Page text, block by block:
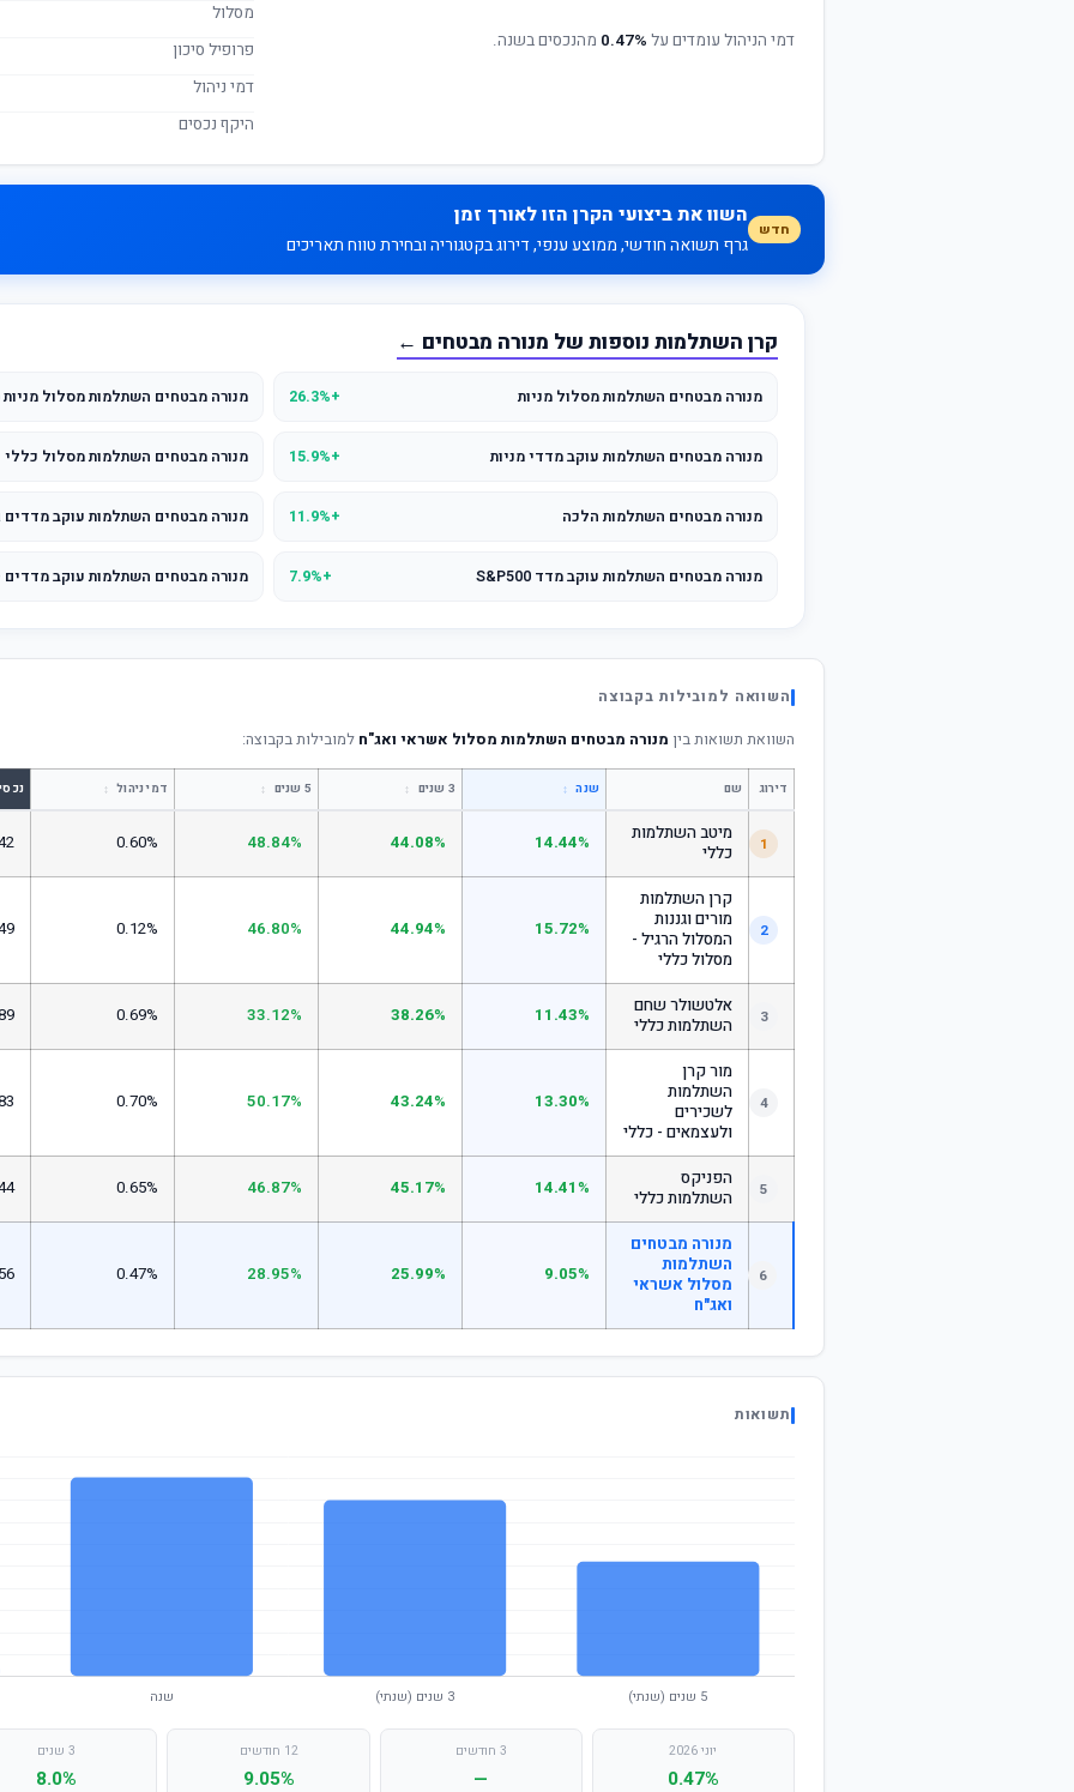
דמי הניהול עומדים על 0.47% מהנכסים בשנה.
מסלול
פרופיל סיכון
דמי ניהול
היקף נכסים
חדש
השוו את ביצועי הקרן הזו לאורך זמן
גרף תשואה חודשי, ממוצע ענפי, דירוג בקטגוריה ובחירת טווח תאריכים
קרן השתלמות נוספות של מנורה מבטחים ←
מנורה מבטחים השתלמות מסלול מניות +26.3% מנורה מבטחים השתלמות מסלול מניות
מנורה מבטחים השתלמות עוקב מדדי מניות +15.9% מנורה מבטחים השתלמות מסלול כללי
מנורה מבטחים השתלמות הלכה +11.9% מנורה מבטחים השתלמות עוקב מדדים
מנורה מבטחים השתלמות עוקב מדד S&P500 +7.9%
השוואה למובילות בקבוצה
השוואת תשואות בין מנורה מבטחים השתלמות מסלול אשראי ואג"ח למובילות בקבוצה:
דירוג שם שנה ↕ 3 שנים ↕ 5 שנים ↕ דמי ניהול ↕
1
מיטב השתלמות
כללי
14.44%
44.08%
48.84%
0.60%
2
קרן השתלמות
מורים וגננות
המסלול הרגיל -
מסלול כללי
15.72%
44.94%
46.80%
0.12%
3
אלטשולר שחם
השתלמות כללי
11.43%
38.26%
33.12%
0.69%
4
מור קרן
השתלמות
לשכירים
ולעצמאים - כללי
13.30%
43.24%
50.17%
0.70%
5
הפניקס
השתלמות כללי
14.41%
45.17%
46.87%
0.65%
6
מנורה מבטחים
השתלמות
מסלול אשראי
ואג"ח
9.05%
25.99%
28.95%
0.47%
תשואות
יוני 2026
0.47%
3 חודשים
—
12 חודשים
9.05%
3 שנים
8.0%